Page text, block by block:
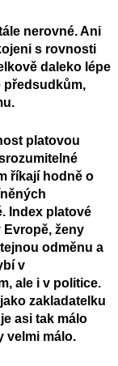
nerovné. Ani
s rovnosti
daleko lépe
předsudkům,
platovou
říkají hodně o
něných
Index platové
ženy
odměnu a
v
ale i v politice.
zakladatelku
asi tak málo
velmi málo.